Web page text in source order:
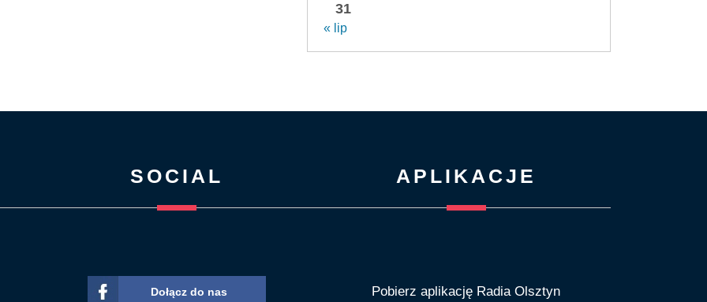
31
« lip
SOCIAL
Dołącz do nas
APLIKACJE
Pobierz aplikację Radia Olsztyn